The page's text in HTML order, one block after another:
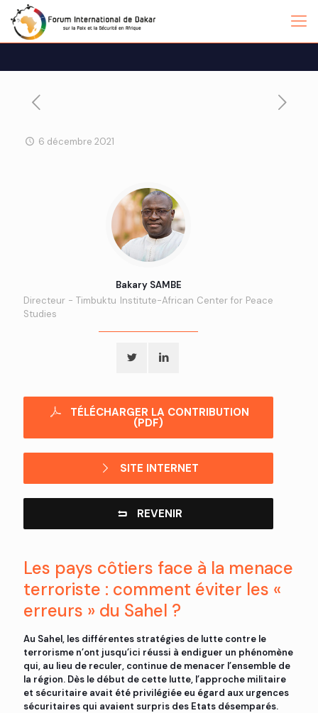
6 décembre 2021
Bakary SAMBE
Directeur - Timbuktu Institute-African Center for Peace
Studies
TÉLÉCHARGER LA CONTRIBUTION
(PDF)
SITE INTERNET
REVENIR
Les pays côtiers face à la menace
terroriste : comment éviter les «
erreurs » du Sahel ?
Au Sahel, les différentes stratégies de lutte contre le
terrorisme n’ont jusqu’ici réussi à endiguer un phénomène
qui, au lieu de reculer, continue de menacer l’ensemble de
la région. Dès le début de cette lutte, l’approche militaire
et sécuritaire avait été privilégiée eu égard aux urgences
sécuritaires qui avaient surpris des Etats désemparés.